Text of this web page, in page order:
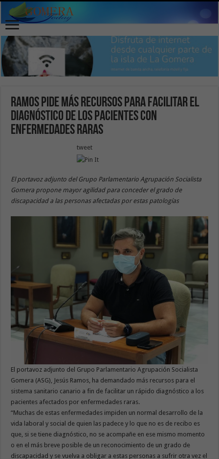
Ramos pide más recursos para facilitar el
diagnóstico de los pacientes con
enfermedades raras
tweet
El portavoz adjunto del Grupo Parlamentario Agrupación Socialista
Gomera propone mayor agilidad para conceder el grado de
discapacidad a las personas afectadas por estas patologías
El portavoz adjunto del Grupo Parlamentario Agrupación Socialista
Gomera (ASG), Jesús Ramos, ha demandado más recursos para el
sistema sanitario canario a fin de facilitar un rápido diagnóstico a los
pacientes afectados por enfermedades raras.
“Muchas de estas enfermedades impiden un normal desarrollo de la
vida laboral y social de quien las padece y lo que no es de recibo es
que, si se tiene diagnóstico, no se acompañe en ese mismo momento
o en el más breve posible de un reconocimiento de un grado de
discapacidad y se vuelva a obligar a estas personas a sufrir otra vez el